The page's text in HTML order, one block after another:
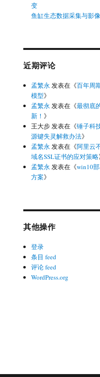
变
鱼缸生态数据采集与影
近期评论
孟繁永 发表在《百年周
模型》
孟繁永 发表在《最彻底
新！ 》
王大步发表在《锤子科
源键失灵解救办法》
孟繁永 发表在《阿里云
域名SSL证书的应对策略
孟繁永 发表在《win10
方案》
其他操作
登录
条目 feed
评论 feed
WordPress.org